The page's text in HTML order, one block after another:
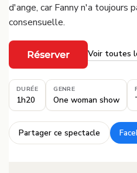
d'ange, car Fanny n'a toujours
consensuelle.
Réserver Voir toutes
DURÉE
1h20
GENRE
One woman show
Partager ce spectacle
·